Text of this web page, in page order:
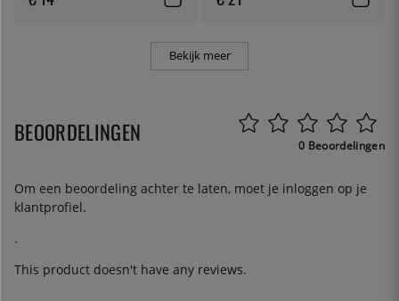
Bekijk meer
BEOORDELINGEN 0 Beoordelingen
Om een beoordeling achter te laten, moet je inloggen op je
klantprofiel.
.
This product doesn't have any reviews.